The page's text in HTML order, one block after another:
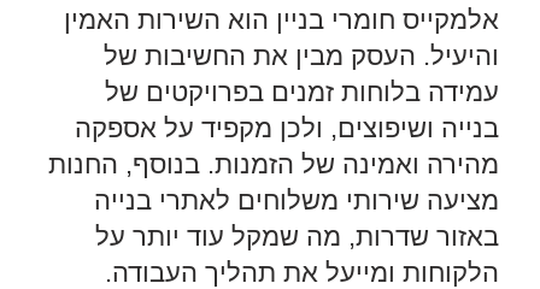
אלמקייס חומרי בניין הוא השירות האמין
והיעיל. העסק מבין את החשיבות של
עמידה בלוחות זמנים בפרויקטים של
בנייה ושיפוצים, ולכן מקפיד על אספקה
מהירה ואמינה של הזמנות. בנוסף, החנות
מציעה שירותי משלוחים לאתרי בנייה
באזור שדרות, מה שמקל עוד יותר על
הלקוחות ומייעל את תהליך העבודה.